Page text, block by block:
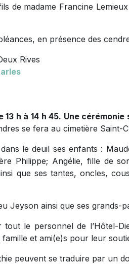
de madame Francine
en présence des
Rives
13 h à 14 h 45. Une
se fera au cimetière Saint-
le deuil ses enfants :
Philippe; Angélie, fille de
que ses tantes, oncles,
Jeyson ainsi que ses grands-
tout le personnel de l’Hôtel-
et ami(e)s pour leur
peuvent se traduire par un